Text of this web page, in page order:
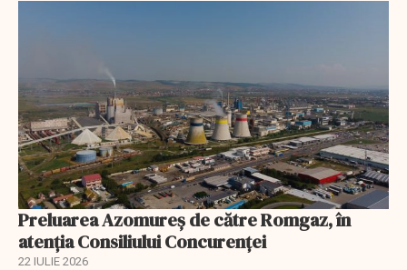
Preluarea Azomureş de către Romgaz, în
atenţia Consiliului Concurenţei
22 IULIE 2026